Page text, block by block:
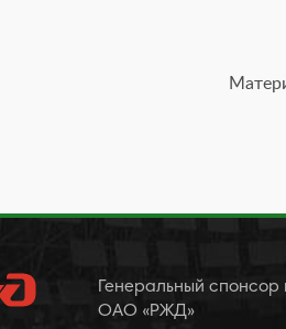
Генеральный спонсор
ОАО «РЖД»